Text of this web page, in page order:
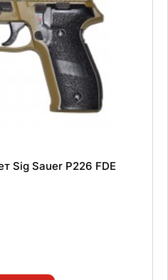
Sig Sauer P226 FDE